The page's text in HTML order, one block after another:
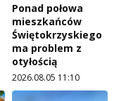
Ponad połowa
mieszkańców
Świętokrzyskiego
ma problem z
otyłością
2026.08.05 11:10